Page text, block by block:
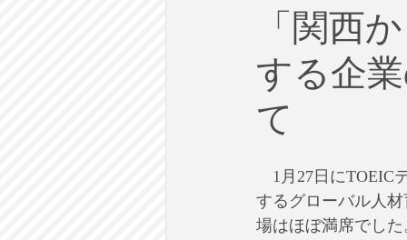
テクノロジー 政
英語で学ぶ大人の社会科
建築・都市計画 まち歩き
「関西
する企
て
1月27日にTOEIC
するグローバル人
場はほぼ満席でし